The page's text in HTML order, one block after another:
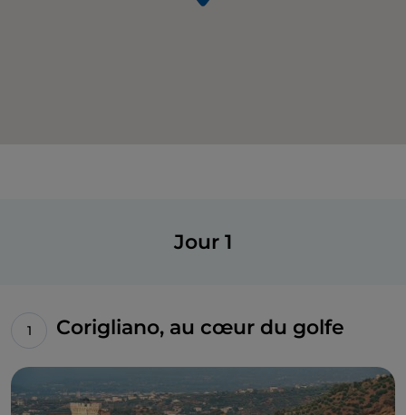
Jour 1
Corigliano, au cœur du golfe